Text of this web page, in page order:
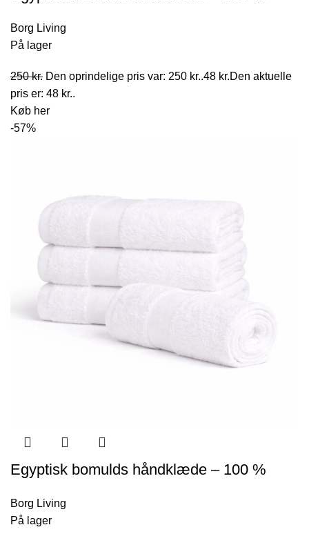
Grøn
Borg Living
På lager
250kr. Den oprindelige pris var: 250 kr..48 kr.Den aktuelle
pris er: 48 kr..
Køb her
-57%
Egyptisk bomulds håndklæde – 100 %
Hvid
Borg Living
På lager